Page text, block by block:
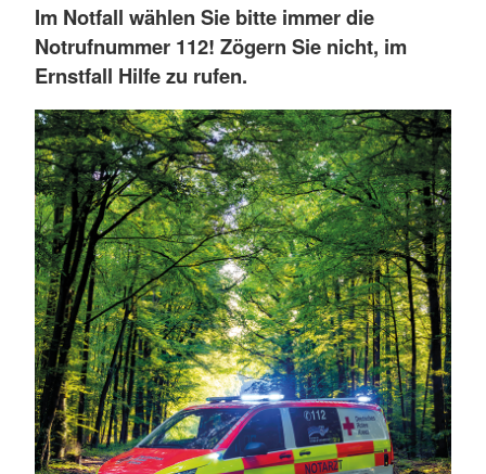
Im Notfall wählen Sie bitte immer die
Notrufnummer 112! Zögern Sie nicht, im
Ernstfall Hilfe zu rufen.